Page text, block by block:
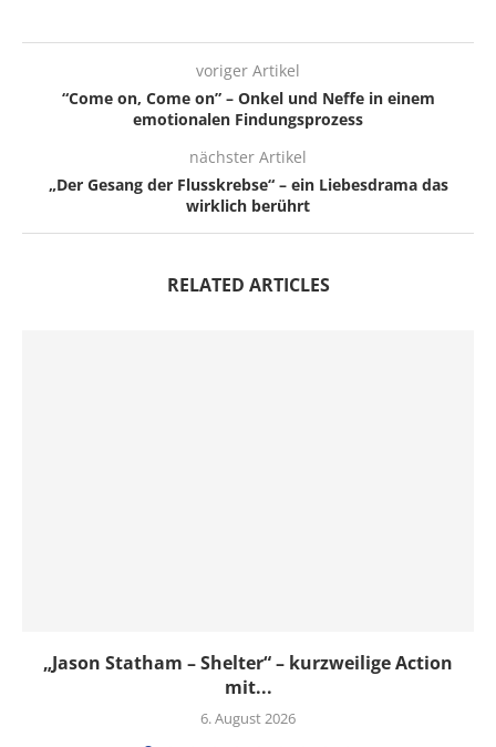
voriger Artikel
“Come on, Come on” – Onkel und Neffe in einem
emotionalen Findungsprozess
nächster Artikel
„Der Gesang der Flusskrebse“ – ein Liebesdrama das
wirklich berührt
RELATED ARTICLES
„Jason Statham – Shelter“ – kurzweilige Action
mit...
6. August 2026